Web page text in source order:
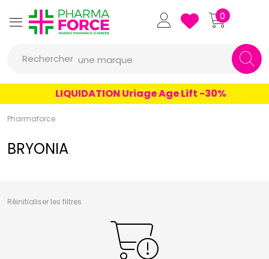
Pharmaforce Grande Pharmacie
0
Rechercher
un conseil
un produit
une marque
LIQUIDATION Uriage Age Lift -30%
Pharmaforce
BRYONIA
Réinitialiser les filtres